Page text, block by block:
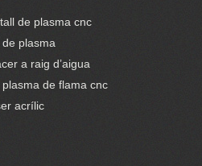
de plasma cnc
plasma
a raig d’aigua
de flama cnc
acrílic